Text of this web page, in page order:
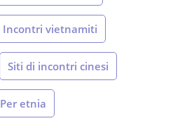
Incontri vietnamiti
Siti di incontri cinesi
Per etnia